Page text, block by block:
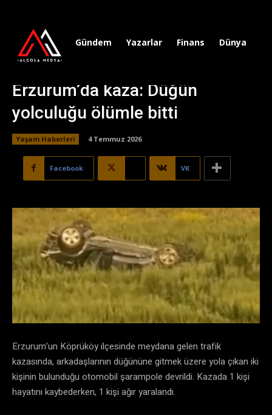
Gündem Yazarlar Finans Dünya
Erzurum’da kaza: Düğün
yolculuğu ölümle bitti
Yaşam Haberleri 4 Temmuz 2026
Facebook VK
Erzurum’un Köprüköy ilçesinde meydana gelen trafik
kazasında, arkadaşlarının düğününe gitmek üzere yola çıkan iki
kişinin bulunduğu otomobil şarampole devrildi. Kazada 1 kişi
hayatını kaybederken, 1 kişi ağır yaralandı.